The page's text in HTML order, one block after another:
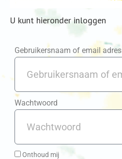
U kunt hieronder inloggen
Gebruikersnaam of email adres
Wachtwoord
Onthoud mij